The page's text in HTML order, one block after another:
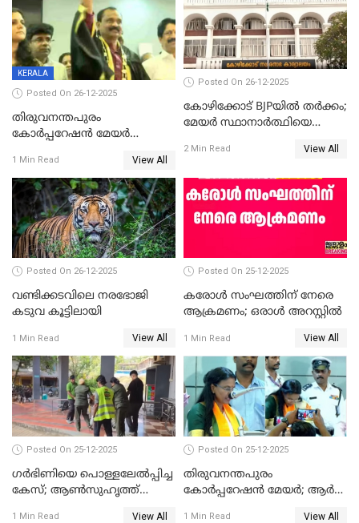
താഹിറിന് വിജയം
സത്യമിതാണ്
KERALA
Posted On 26-12-2025
തിരുവനന്തപുരം
കോര്‍പ്പറേഷന്‍ മേയര്‍
ഹൈക്കോടതിയിലേക്ക്;
സത്യപ്രതിജ്ഞ ചടങ്ങില്‍
ചട്ടലംഘനമെന്ന് പാർട്ടി
1 Min Read View All
Posted On 26-12-2025
കോഴിക്കോട് BJPയിൽ തർക്കം;
മേയർ സ്ഥാനാർത്ഥിയെ
2 Min Read View All
Posted On 26-12-2025
വണ്ടിക്കടവിലെ നരഭോജി
കടുവ കൂട്ടിലായി
1 Min Read View All
Posted On 25-12-2025
കരോള്‍ സംഘത്തിന് നേരെ
ആക്രമണം; ഒരാള്‍ അറസ്റ്റില്‍
1 Min Read View All
Posted On 25-12-2025
ഗര്‍ഭിണിയെ പൊള്ളലേല്‍പ്പിച്ച
കേസ്; ആണ്‍സുഹൃത്ത്
1 Min Read View All
Posted On 25-12-2025
തിരുവനന്തപുരം
കോര്‍പ്പറേഷന്‍ മേയർ; ആര്‍
1 Min Read View All